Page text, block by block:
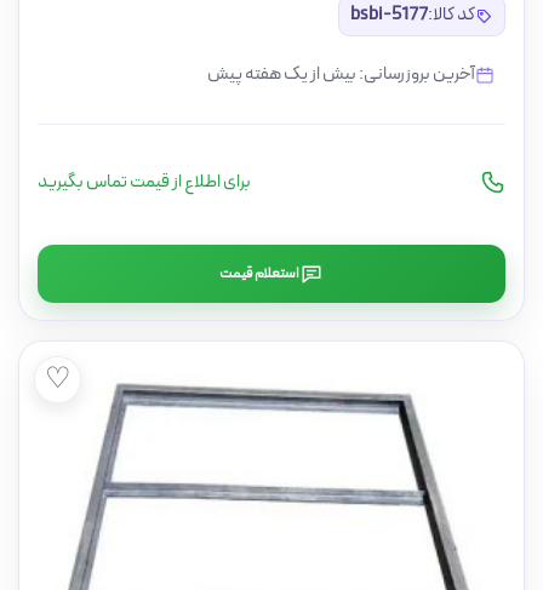
کد کالا:bsbi-5177
آخرین بروزرسانی: بیش از یک هفته پیش
برای اطلاع از قیمت تماس بگیرید
استعلام قیمت
♡